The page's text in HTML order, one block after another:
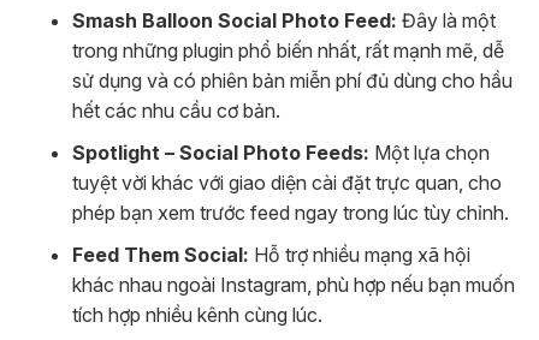
Smash Balloon Social Photo Feed: Đây là một
trong những plugin phổ biến nhất, rất mạnh mẽ, dễ
sử dụng và có phiên bản miễn phí đủ dùng cho hầu
hết các nhu cầu cơ bản.
Spotlight – Social Photo Feeds: Một lựa chọn
tuyệt vời khác với giao diện cài đặt trực quan, cho
phép bạn xem trước feed ngay trong lúc tùy chỉnh.
Feed Them Social: Hỗ trợ nhiều mạng xã hội
khác nhau ngoài Instagram, phù hợp nếu bạn muốn
tích hợp nhiều kênh cùng lúc.